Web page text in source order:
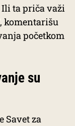
ta priča važi
komentarišu
početkom
su
Savet za